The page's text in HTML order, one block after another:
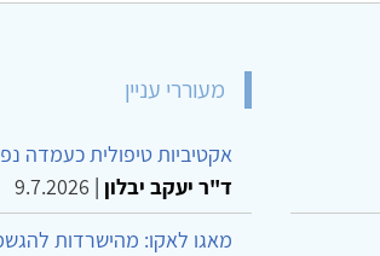
מעוררי עניין
אקטיביות טיפולית כעמדה
ד"ר יעקב יבלון |
9.7.2026
מאגו לאקו: מהישרדות